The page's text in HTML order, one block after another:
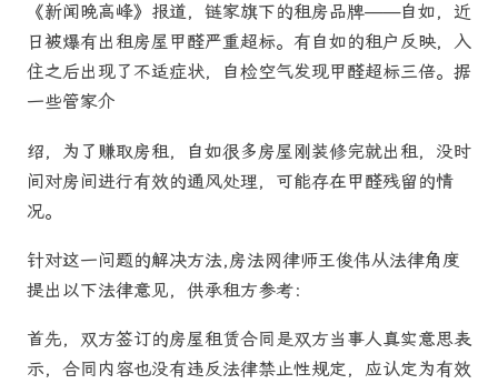
《新闻晚高峰》报道，链家旗下的租房品牌——自如，近
日被爆有出租房屋甲醛严重超标。有自如的租户反映，入
住之后出现了不适症状，自检空气发现甲醛超标三倍。据
一些管家介
绍，为了赚取房租，自如很多房屋刚装修完就出租，没时
间对房间进行有效的通风处理，可能存在甲醛残留的情
况。
针对这一问题的解决方法,房法网律师王俊伟从法律角度
提出以下法律意见，供承租方参考：
首先，双方签订的房屋租赁合同是双方当事人真实意思表
示，合同内容也没有违反法律禁止性规定，应认定为有效